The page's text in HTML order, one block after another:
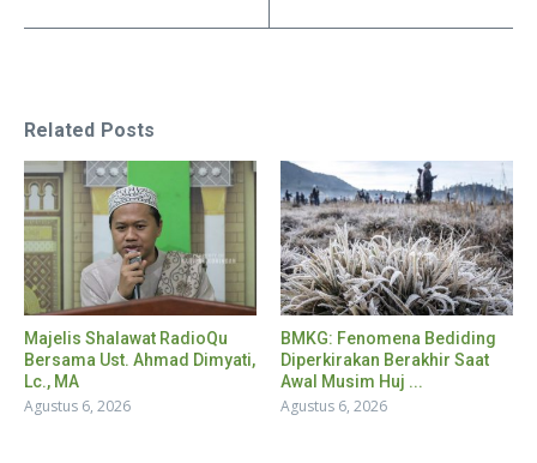
Related Posts
Majelis Shalawat RadioQu
Bersama Ust. Ahmad Dimyati,
Lc., MA
Agustus 6, 2026
BMKG: Fenomena Bediding
Diperkirakan Berakhir Saat
Awal Musim Huj ...
Agustus 6, 2026